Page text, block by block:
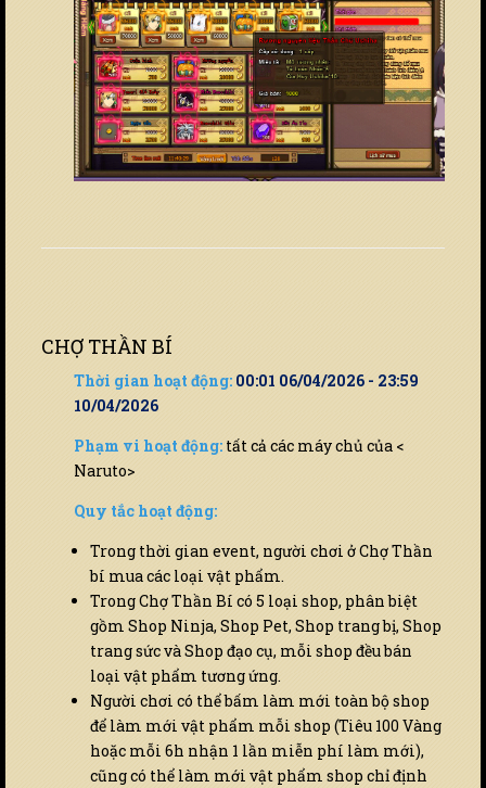
CHỢ THẦN BÍ
Thời gian hoạt động: 00:01 06/04/2026 - 23:59
10/04/2026
Phạm vi hoạt động: tất cả các máy chủ của <
Naruto>
Quy tắc hoạt động:
Trong thời gian event, người chơi ở Chợ Thần
bí mua các loại vật phẩm.
Trong Chợ Thần Bí có 5 loại shop, phân biệt
gồm Shop Ninja, Shop Pet, Shop trang bị, Shop
trang sức và Shop đạo cụ, mỗi shop đều bán
loại vật phẩm tương ứng.
Người chơi có thể bấm làm mới toàn bộ shop
để làm mới vật phẩm mỗi shop (Tiêu 100 Vàng
hoặc mỗi 6h nhận 1 lần miễn phí làm mới),
cũng có thể làm mới vật phẩm shop chỉ định